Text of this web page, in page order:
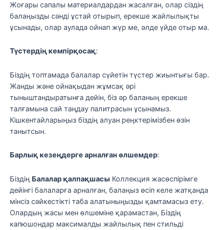
Жоғары сапалы материалдардан жасалған, олар сіздің
балаңызды сәнді ұстай отырып, ерекше жайлылықты
ұсынады, олар аулада ойнап жүр ме, әлде үйде отыр ма.
Түстердің кемпірқосақ:
Біздің топтамада балалар сүйетін түстер жиынтығы бар.
Жанды және ойнақыдан жұмсақ әрі
тыныштандыратынға дейін, біз әр баланың ерекше
талғамына сай таңдау палитрасын ұсынамыз.
Кішкентайларыңыз біздің алуан реңктерімізбен өзін
танытсын.
Барлық кезеңдерге арналған өлшемдер:
Біздің Балалар қалпақшасы Коллекция жасөспірімге
дейінгі балаларға арналған, балаңыз өсіп келе жатқанда
мінсіз сәйкестікті таба алатыныңызды қамтамасыз ету.
Олардың жасы мен өлшеміне қарамастан, Біздің
капюшондар максималды жайлылық пен стильді